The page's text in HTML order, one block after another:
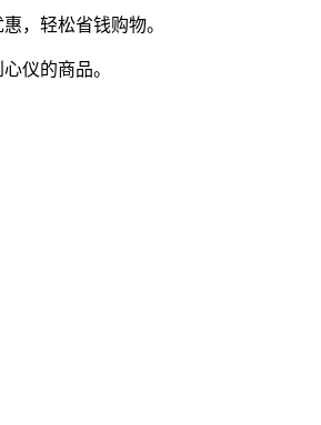
，轻松省钱购物。
仪的商品。